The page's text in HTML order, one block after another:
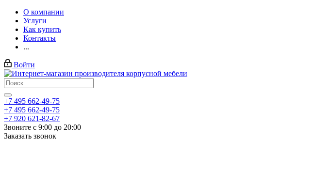
О компании
Услуги
Как купить
Контакты
...
Войти
+7 495 662-49-75
+7 495 662-49-75
+7 920 621-82-67
Звоните с 9:00 до 20:00
Заказать звонок